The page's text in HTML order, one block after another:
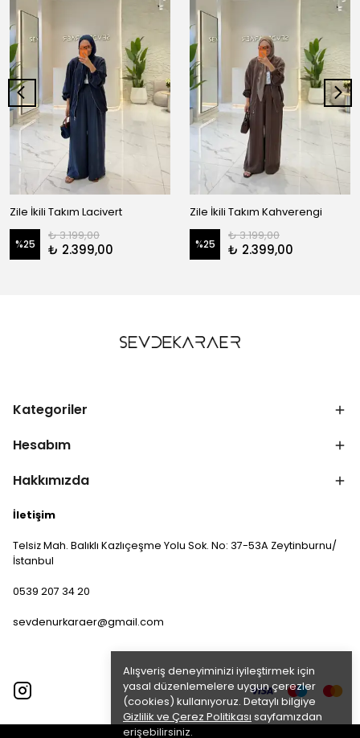
Alışveriş deneyiminizi iyileştirmek için
yasal düzenlemelere uygun çerezler
(cookies) kullanıyoruz. Detaylı bilgiye
Gizlilik ve Çerez Politikası sayfamızdan
erişebilirsiniz.
Zile İkili Takım Lacivert
%25
₺ 3.199,00
₺ 2.399,00
Zile İkili Takım Kahverengi
%25
₺ 3.199,00
₺ 2.399,00
Kategoriler
Hesabım
Hakkımızda
İletişim
Telsiz Mah. Balıklı Kazlıçeşme Yolu Sok. No: 37-53A Zeytinburnu/
İstanbul
0539 207 34 20
sevdenurkaraer@gmail.com